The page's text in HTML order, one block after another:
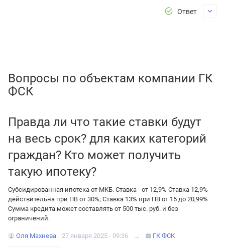
Ответ
Вопросы по объектам компании ГК
ФСК
Правда ли что такие ставки будут
на весь срок? для каких категорий
граждан? Кто может получить
такую ипотеку?
Субсидированная ипотека от МКБ. Ставка - от 12,9% Ставка 12,9%
действительна при ПВ от 30%; Ставка 13% при ПВ от 15 до 20,99%
Сумма кредита может составлять от 500 тыс. руб. и без
ограничений.
Оля Махнева 27 января 2025 - 09:36 → ГК ФСК